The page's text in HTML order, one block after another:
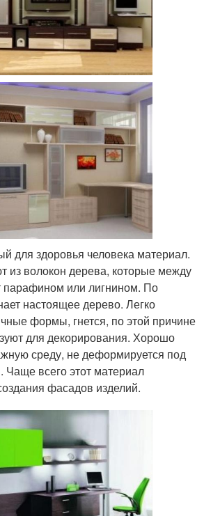
для здоровья человека материал.
из волокон дерева, которые между
парафином или лигнином. По
настоящее дерево. Легко
формы, гнется, по этой причине
для декорирования. Хорошо
среду, не деформируется под
Чаще всего этот материал
фасадов изделий.